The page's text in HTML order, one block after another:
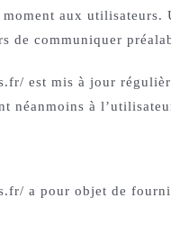
aux
de communiquer
est mis à jour
néanmoins à
a pour objet de